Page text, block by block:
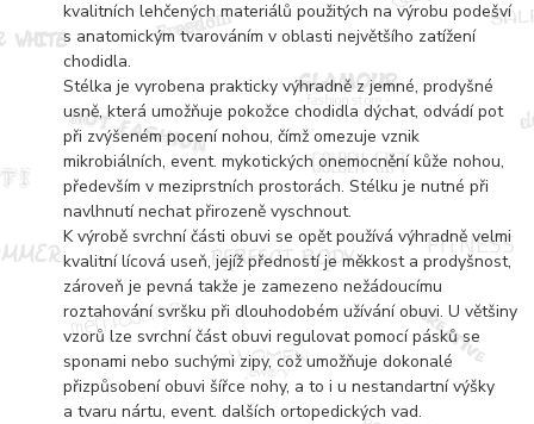
kvalitních lehčených materiálů použitých na výrobu podešví
s anatomickým tvarováním v oblasti největšího zatížení
chodidla.
Stélka je vyrobena prakticky výhradně z jemné, prodyšné
usně, která umožňuje pokožce chodidla dýchat, odvádí pot
při zvýšeném pocení nohou, čímž omezuje vznik
mikrobiálních, event. mykotických onemocnění kůže nohou,
především v meziprstních prostorách. Stélku je nutné při
navlhnutí nechat přirozeně vyschnout.
K výrobě svrchní části obuvi se opět používá výhradně velmi
kvalitní lícová useň, jejíž předností je měkkost a prodyšnost,
zároveň je pevná takže je zamezeno nežádoucímu
roztahování svršku při dlouhodobém užívání obuvi. U většiny
vzorů lze svrchní část obuvi regulovat pomocí pásků se
sponami nebo suchými zipy, což umožňuje dokonalé
přizpůsobení obuvi šířce nohy, a to i u nestandartní výšky
a tvaru nártu, event. dalších ortopedických vad.